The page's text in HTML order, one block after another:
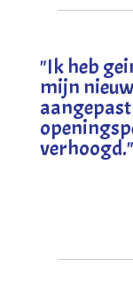
"Ik heb
mijn
verhoogd."